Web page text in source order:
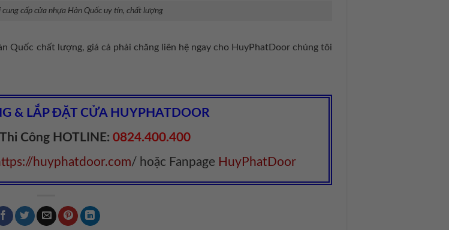
cấp cửa nhựa Hàn Quốc uy tín, chất lượng
Quốc chất lượng, giá cả phải chăng liên hệ ngay cho HuyPhatDoor chúng tôi
& LẮP ĐẶT CỬA HUYPHATDOOR
Công HOTLINE: 0824.400.400
huyphatdoor.com/ hoặc Fanpage HuyPhatDoor